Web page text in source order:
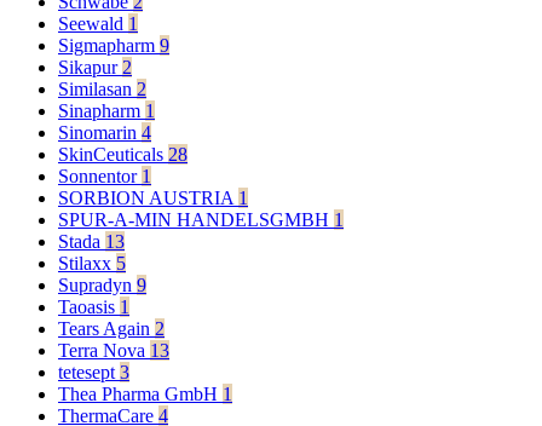
Seewald 1
Sigmapharm 9
Sikapur 2
Similasan 2
Sinapharm 1
Sinomarin 4
SkinCeuticals 28
Sonnentor 1
SORBION AUSTRIA 1
SPUR-A-MIN HANDELSGMBH 1
Stada 13
Stilaxx 5
Supradyn 9
Taoasis 1
Tears Again 2
Terra Nova 13
tetesept 3
Thea Pharma GmbH 1
ThermaCare 4